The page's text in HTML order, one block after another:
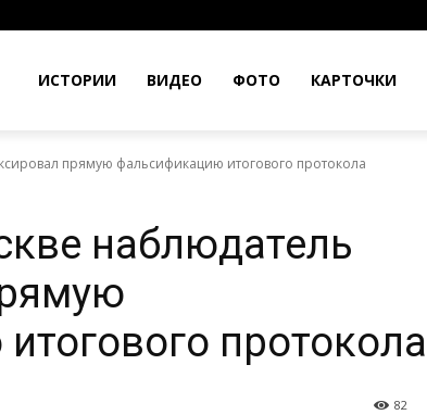
ИСТОРИИ ВИДЕО ФОТО КАРТОЧКИ
прямую фальсификацию итогового протокола
наблюдатель
протокола
82